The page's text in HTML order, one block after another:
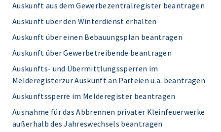
Auskunft aus dem Gewerbezentralregister beantragen
Auskunft über den Winterdienst erhalten
Auskunft über einen Bebauungsplan beantragen
Auskunft über Gewerbetreibende beantragen
Auskunfts- und Übermittlungssperren im
Melderegisterzur Auskunft an Parteien u.a. beantragen
Auskunftssperre im Melderegister beantragen
Ausnahme für das Abbrennen privater Kleinfeuerwerke
außerhalb des Jahreswechsels beantragen